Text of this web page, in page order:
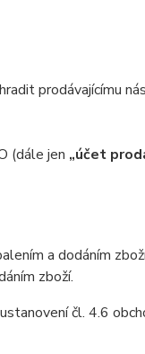
prodávajícímu
(dále jen „účet
a dodáním
zboží.
čl. 4.6